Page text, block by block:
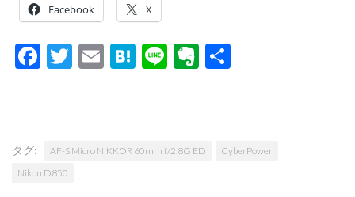
Facebook X
Facebook
Twitter
EmailHatena
LineEvernote
タグ: AF-S Micro NIKKOR 60mm f/2.8G ED
CyberPower
Nikon D850